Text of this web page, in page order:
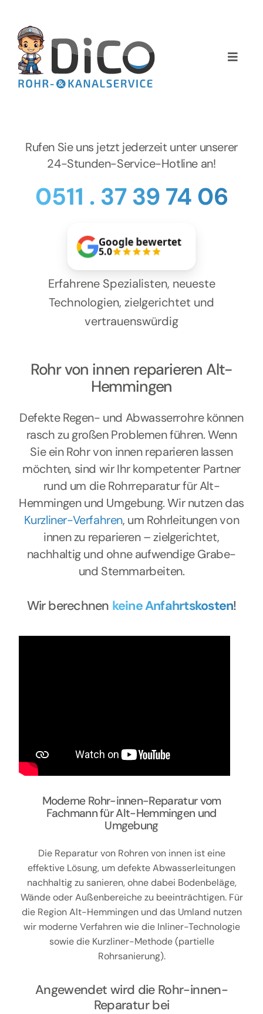
springen
Toggle
Home
Services
Preise
Rufen Sie uns jetzt jederzeit unter unserer
24-Stunden-Service-Hotline an!
0511 . 37 39 74 06
Google bewertet
5.0
Erfahrene Spezialisten, neueste
Technologien, zielgerichtet und
vertrauenswürdig
Rohr von innen reparieren Alt-
Hemmingen
Defekte Regen- und Abwasserrohre können
rasch zu großen Problemen führen. Wenn
Sie ein Rohr von innen reparieren lassen
möchten, sind wir Ihr kompetenter Partner
rund um die Rohrreparatur für Alt-
Hemmingen und Umgebung. Wir nutzen das
Kurzliner-Verfahren, um Rohrleitungen von
innen zu reparieren – zielgerichtet,
nachhaltig und ohne aufwendige Grabe-
und Stemmarbeiten.
Wir berechnen keine Anfahrtskosten!
Moderne Rohr-innen-Reparatur vom
Fachmann für Alt-Hemmingen und
Umgebung
Die Reparatur von Rohren von innen ist eine
effektive Lösung, um defekte Abwasserleitungen
nachhaltig zu sanieren, ohne dabei Bodenbeläge,
Wände oder Außenbereiche zu beeinträchtigen. Für
die Region Alt-Hemmingen und das Umland nutzen
wir moderne Verfahren wie die Inliner-Technologie
sowie die Kurzliner-Methode (partielle
Rohrsanierung).
Angewendet wird die Rohr-innen-
Reparatur bei